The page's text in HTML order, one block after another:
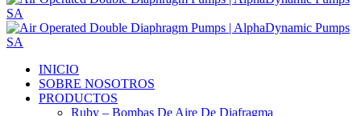
INICIO
SOBRE NOSOTROS
PRODUCTOS
Ruby – Bombas De Aire De Diafragma